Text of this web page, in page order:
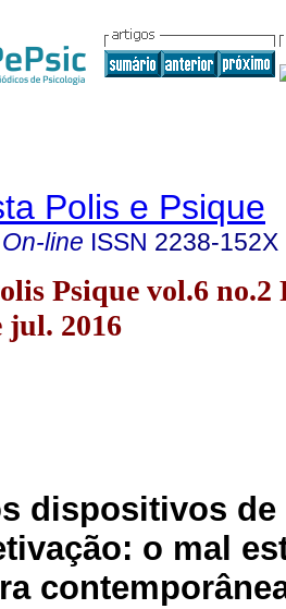
Polis e Psique
line ISSN 2238-152X
Psique vol.6 no.2
jul. 2016
dispositivos de
o mal